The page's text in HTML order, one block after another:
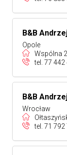
B&B
Opole
Wspólna
tel. 77 442
B&B
Wrocław
tel. 71 792